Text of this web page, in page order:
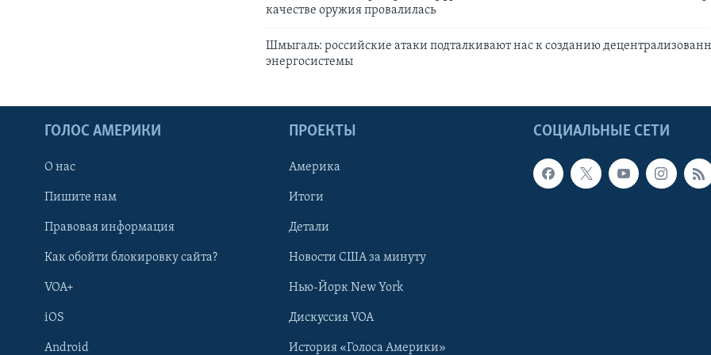
качестве оружия провалилась
Шмыгаль: российские атаки подталкивают нас к созданию
энергосистемы
СОЦИАЛЬНЫЕ СЕТИ
ГОЛОС АМЕРИКИ
О нас
Пишите нам
Правовая информация
Как обойти блокировку сайта?
VOA+
iOS
Android
ПРОЕКТЫ
Америка
Итоги
Детали
Новости США за минуту
Нью-Йорк New York
Дискуссия VOA
История «Голоса Америки»